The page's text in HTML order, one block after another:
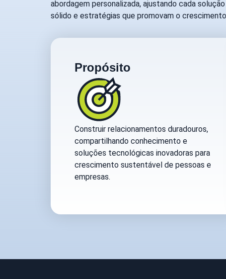
abordagem personalizada, ajustando cada
sólido e estratégias que promovam o
Propósito
Construir relacionamentos duradouros,
compartilhando conhecimento e
soluções tecnológicas inovadoras para
crescimento sustentável de pessoas e
empresas.